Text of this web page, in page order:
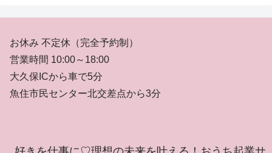
お休み 不定休（完全予約制）
営業時間 10:00～18:00
大久保ICから車で5分
魚住市民センター北交差点から3分